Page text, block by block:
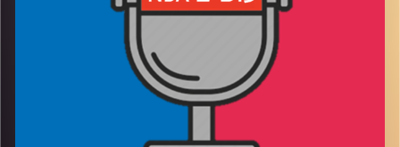
רבע 3: קייד קנינגהאם עולה על הבמה, יאניס אנטטוקומפו
רבע 4: הבדלי סגנונות נפגשים בבוסטון, והניחושים שלנו עד
עידן לוצקי